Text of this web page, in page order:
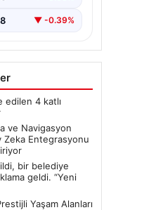
▼ -0.39%
edilen 4 katlı
ve Navigasyon
Zeka Entegrasyonu
bir belediye
geldi. “Yeni
Yaşam Alanları